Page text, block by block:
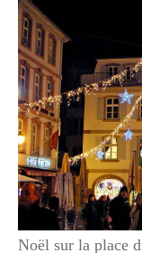
Noël sur la place